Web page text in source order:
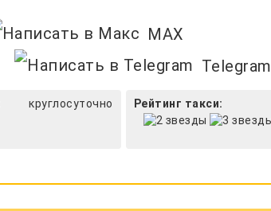
MAX
Telegram
круглосуточно Рейтинг такси: